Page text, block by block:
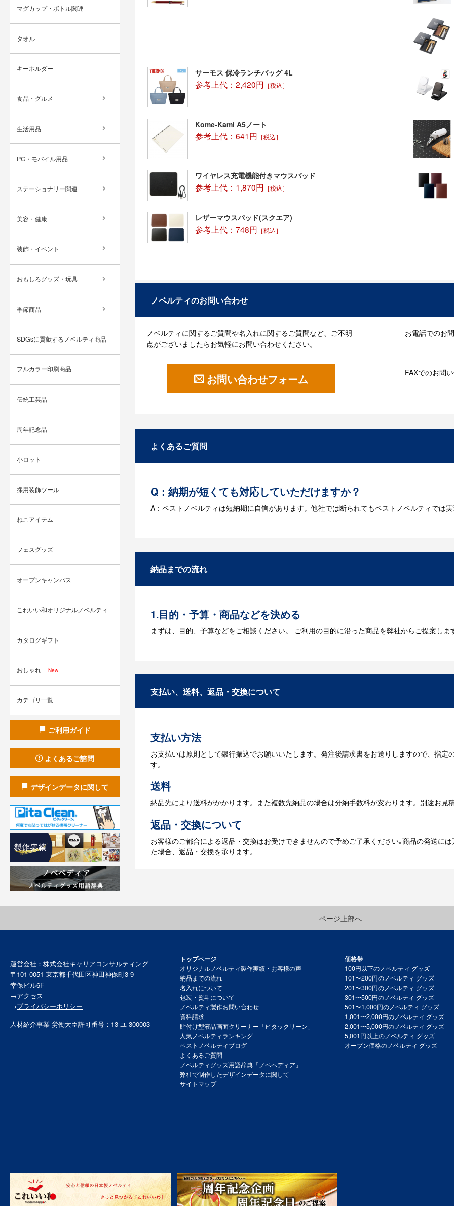
サーモス 保冷ランチバッグ 4L
参考上代：2,420円 ［税込］
Kome-Kami A5ノート
参考上代：641円 ［税込］
ワイヤレス充電機能付きマウスパッド
参考上代：1,870円 ［税込］
レザーマウスパッド(スクエア)
参考上代：748円 ［税込］
ノベルティのお問い合わせ
ノベルティに関するご質問や名入れに関するご質問など、ご不明
点がございましたらお気軽にお問い合わせください。
お問い合わせフォーム
お電話でのお
FAXでのお問
よくあるご質問
Q：納期が短くても対応していただけますか？
A：ベストノベルティは短納期に自信があります。他社では断られてもベストノベルティでは
納品までの流れ
1.目的・予算・商品などを決める
まずは、目的、予算などをご相談ください。 ご利用の目的に沿った商品を弊社からご提案しま
3.発注・データ入稿
お見積書を元に、製作が決定しましたら、ご注文書をお送りします。
4.納品
【名入れをする場合】データのご入稿後３週間程度で納品となります。
【名入れなしの場合】在庫がある場合、3～5営業日程度で納品となります。
支払い、送料、返品・交換について
支払い方法
お支払いは原則として銀行振込でお願いいたします。発注後請求書をお送りしますので、指
す。
送料
納品先により送料がかかります。また複数先納品の場合は分納手数料が変わります。別途お見
返品・交換について
お客様のご都合による返品・交換はお受けできませんので予めご了承ください｡商品の発送に
た場合、返品・交換を承ります。
マグカップ・ボトル関連
タオル
キーホルダー
食品・グルメ
生活用品
PC・モバイル用品
ステーショナリー関連
美容・健康
装飾・イベント
おもしろグッズ・玩具
季節商品
SDGsに貢献するノベルティ商品
フルカラー印刷商品
伝統工芸品
周年記念品
小ロット
採用装飾ツール
ねこアイテム
フェスグッズ
オープンキャンパス
これいい和オリジナルノベルティ
カタログギフト
おしゃれ New
カテゴリ一覧
ご利用ガイド
よくあるご諮問
デザインデータに関して
ページ上部へ
運営会社：株式会社キャリアコンサルティング
〒101-0051 東京都千代田区神田神保町3-9
幸保ビル6F
→アクセス
→プライバシーポリシー
人材紹介事業 労働大臣許可番号：13-ユ-300003
トップページ
オリジナルノベルティ製作実績・お客様の声
納品までの流れ
名入れについて
包装・熨斗について
ノベルティ製作お問い合わせ
資料請求
貼付け型液晶画面クリーナー「ピタックリーン」
人気ノベルティランキング
ベストノベルティブログ
よくあるご質問
ノベルティグッズ用語辞典「ノベペディア」
弊社で制作したデザインデータに関して
サイトマップ
価格帯
100円以下のノベルティ グッズ
101〜200円のノベルティ グッズ
201〜300円のノベルティ グッズ
301〜500円のノベルティ グッズ
501〜1,000円のノベルティ グッズ
1,001〜2,000円のノベルティ グッズ
2,001〜5,000円のノベルティ グッズ
5,001円以上のノベルティ グッズ
オープン価格のノベルティ グッズ